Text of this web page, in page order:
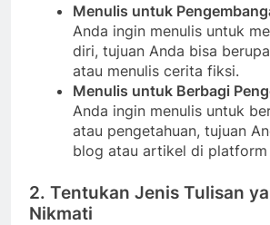
Menulis untuk
Anda ingin menulis untuk
diri, tujuan Anda bisa
atau menulis cerita fiksi.
Menulis untuk Berbagi
Anda ingin menulis untuk
atau pengetahuan, tujuan
blog atau artikel di platform
2. Tentukan Jenis Tulisan
Nikmati